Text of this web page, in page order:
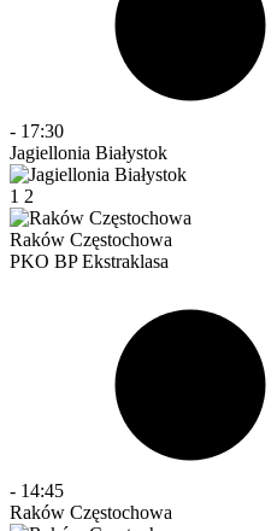
- 17:30
Jagiellonia Białystok
1 2
Raków Częstochowa
PKO BP Ekstraklasa
- 14:45
Raków Częstochowa